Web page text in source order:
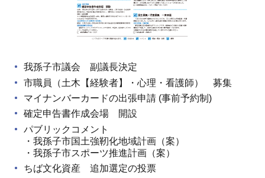
我孫子市議会 副議長決定
市職員（土木【経験者】・心理・看護師） 募集
マイナンバーカードの出張申請 (事前予約制)
確定申告書作成会場 開設
パブリックコメント
・我孫子市国土強靭化地域計画（案）
・我孫子市スポーツ推進計画（案）
ちば文化資産 追加選定の投票